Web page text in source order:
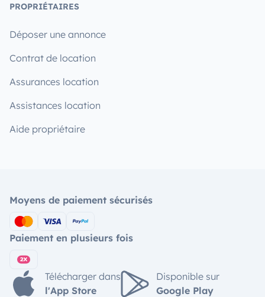
PROPRIÉTAIRES
Déposer une annonce
Contrat de location
Assurances location
Assistances location
Aide propriétaire
Moyens de paiement sécurisés
Paiement en plusieurs fois
Télécharger dans
l'App Store
Disponible sur
Google Play